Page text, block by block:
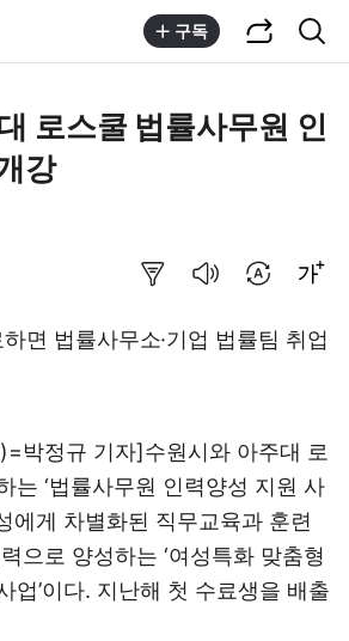
구독
로스쿨 법률사무원 인
강
면 법률사무소·기업 법률팀 취업
박정규 기자]수원시와 아주대 로
는 ‘법률사무원 인력양성 지원 사
에게 차별화된 직무교육과 훈련
으로 양성하는 ‘여성특화 맞춤형
업’이다. 지난해 첫 수료생을 배출